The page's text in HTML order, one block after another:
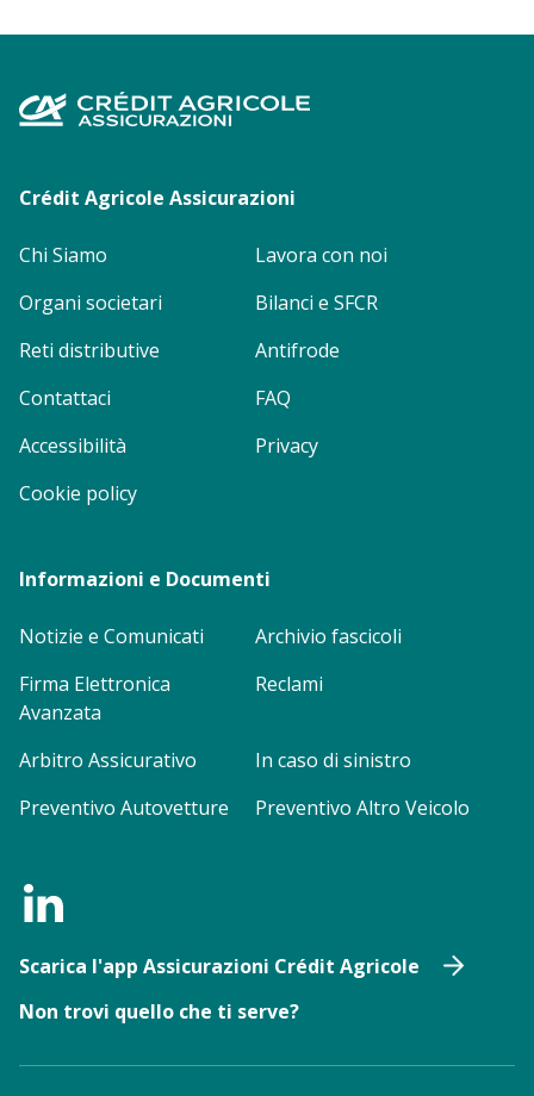
Footer
menu
Crédit Agricole Assicurazioni
Chi Siamo
Lavora con noi
Organi societari
Bilanci e SFCR
Reti distributive
Antifrode
Contattaci
FAQ
Accessibilità
Privacy
Cookie policy
Informazioni e Documenti
Notizie e Comunicati
Archivio fascicoli
Firma Elettronica
Avanzata
Reclami
Arbitro Assicurativo
In caso di sinistro
Preventivo Autovetture
Preventivo Altro Veicolo
Scarica l'app Assicurazioni Crédit Agricole
Non trovi quello che ti serve?